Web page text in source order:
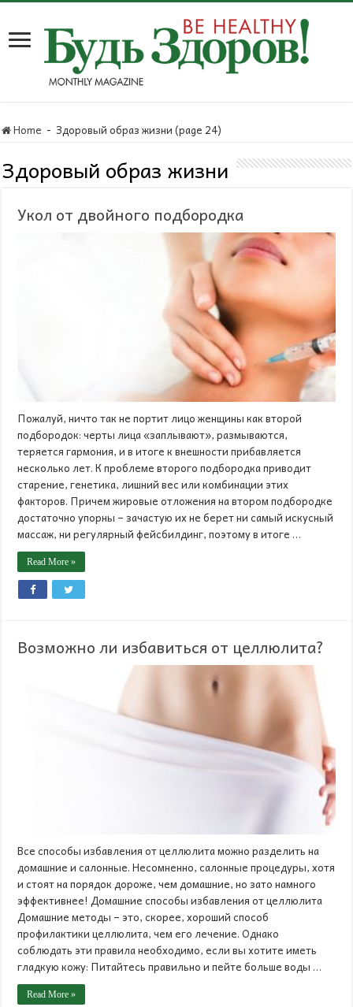
Home - Здоровый образ жизни (page 24)
Здоровый образ жизни
Укол от двойного подбородка
Пожалуй, ничто так не портит лицо женщины как второй
подбородок: черты лица «заплывают», размываются,
теряется гармония, и в итоге к внешности прибавляется
несколько лет. К проблеме второго подбородка приводит
старение, генетика, лишний вес или комбинации этих
факторов. Причем жировые отложения на втором подбородке
достаточно упорны – зачастую их не берет ни самый искусный
массаж, ни регулярный фейсбилдинг, поэтому в итоге …
Read More »
Возможно ли избавиться от целлюлита?
Все способы избавления от целлюлита можно разделить на
домашние и салонные. Несомненно, салонные процедуры, хотя
и стоят на порядок дороже, чем домашние, но зато намного
эффективнее! Домашние способы избавления от целлюлита
Домашние методы – это, скорее, хороший способ
профилактики целлюлита, чем его лечение. Однако
соблюдать эти правила необходимо, если вы хотите иметь
гладкую кожу: Питайтесь правильно и пейте больше воды …
Read More »